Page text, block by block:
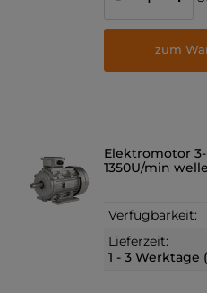
zum
Elektromotor
1350U/min
Verfügbarkeit:
Lieferzeit:
1 - 3